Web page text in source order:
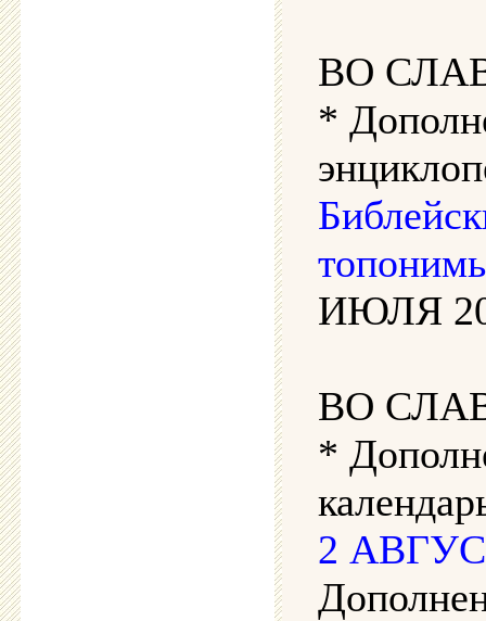
ВО
*
ИЮЛЯ
ВО
*
2